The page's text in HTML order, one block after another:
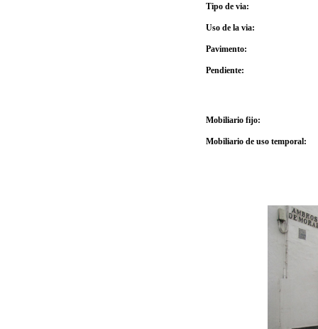
Tipo de via:
Uso de la via:
Pavimento:
Pendiente:
Mobiliario fijo:
Mobiliario de uso temporal: